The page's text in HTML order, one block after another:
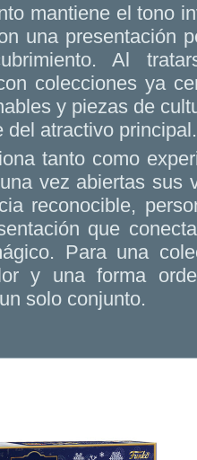
mantiene el tono
una presentación
Al
colecciones ya
y piezas de
del atractivo principal.
tanto como
vez abiertas sus
reconocible,
que
Para una
y una forma
solo conjunto.